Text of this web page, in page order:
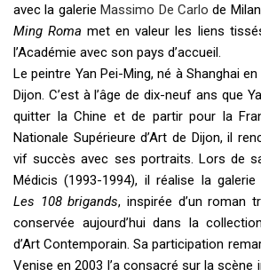
avec la galerieMassimo De Carlo de
Ming Roma met en valeur les liens
l’Académie avec son pays d’accueil.
Le peintre Yan Pei-Ming, né à Shanghai
Dijon. C’est à l’âge de dix-neuf ans que
quitter la Chine et de partir pour la
Nationale Supérieure d’Art de Dijon, il
vif succès avec ses portraits. Lors de
Médicis (1993-1994), il réalise la
Les 108 brigands, inspirée d’un roman
conservée aujourd’hui dans la
d’Art Contemporain. Sa participation
Venise en 2003 l’a consacré sur la scène